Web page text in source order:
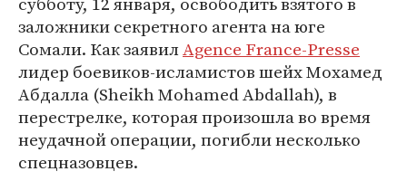
заложники секретного агента на юге
Сомали. Как заявилAgence France-Presse
лидер боевиков-исламистов шейх Мохамед
Абдалла (Sheikh Mohamed Abdallah), в
перестрелке, которая произошла во время
неудачной операции, погибли несколько
спецназовцев.